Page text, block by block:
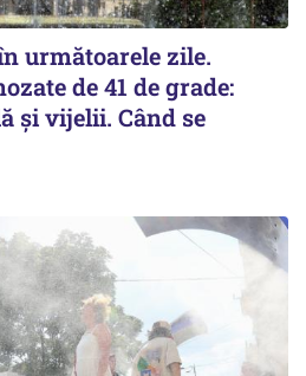
următoarele zile.
de 41 de grade:
și vijelii. Când se